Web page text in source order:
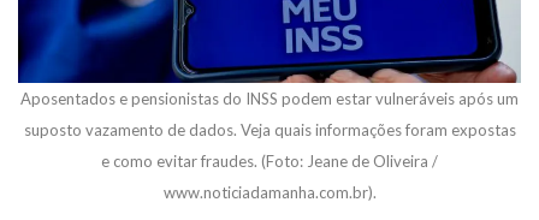
Aposentados e pensionistas do INSS podem estar vulneráveis após um
suposto vazamento de dados. Veja quais informações foram expostas
e como evitar fraudes. (Foto: Jeane de Oliveira /
www.noticiadamanha.com.br).